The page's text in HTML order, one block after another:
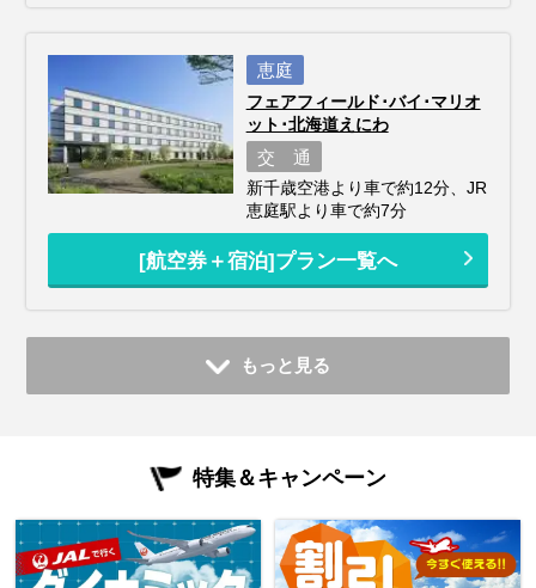
恵庭
フェアフィールド･バイ･マリオ
ット･北海道えにわ
交 通
新千歳空港より車で約12分、JR
恵庭駅より車で約7分
[航空券＋宿泊]プラン一覧へ
もっと見る
特集＆キャンペーン